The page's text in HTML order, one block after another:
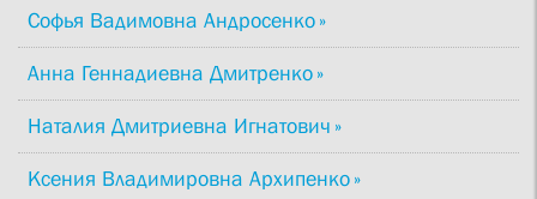
Софья Вадимовна Андросенко
Анна Геннадиевна Дмитренко
Наталия Дмитриевна Игнатович
Ксения Владимировна Архипенко